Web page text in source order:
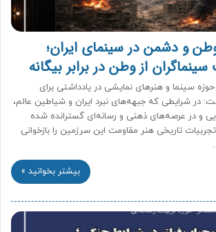
و دشمن در سینمای ایران؛
از وطن در برابر بیگانه
سینما و هنرهای نمایشی در یادداشتی برای
در شرایطی که جبهه‌های نبرد ایران و شیاطین عالم،
و در عرصه‌های ذهنی و رسانه‌ای گسترانده شده
تاریخی هنر مقاومت این سرزمین را بازخوانی
بیشتر بخوانید »